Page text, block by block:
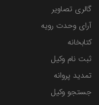
گالری تصاویر
آرای وحدت رویه
کتابخانه
ثبت نام وکیل
تمدید پروانه
جستجو وکیل